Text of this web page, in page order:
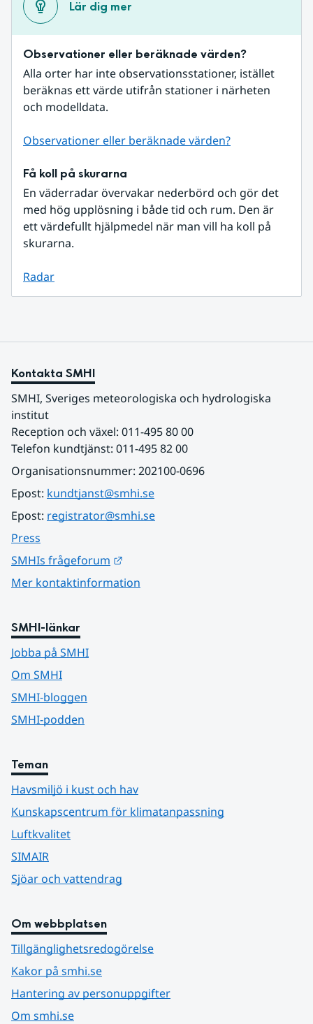
Lär dig mer
Observationer eller beräknade värden?
Alla orter har inte observationsstationer, istället
beräknas ett värde utifrån stationer i närheten
och modelldata.
Observationer eller beräknade värden?
Få koll på skurarna
En väderradar övervakar nederbörd och gör det
med hög upplösning i både tid och rum. Den är
ett värdefullt hjälpmedel när man vill ha koll på
skurarna.
Radar
Kontakta SMHI
SMHI, Sveriges meteorologiska och hydrologiska
institut
Reception och växel: 011-495 80 00
Telefon kundtjänst: 011-495 82 00
Organisationsnummer: 202100-0696
Epost: kundtjanst@smhi.se
Epost: registrator@smhi.se
Press
SMHIs frågeforum
Mer kontaktinformation
SMHI-länkar
Jobba på SMHI
Om SMHI
SMHI-bloggen
SMHI-podden
Teman
Havsmiljö i kust och hav
Kunskapscentrum för klimatanpassning
Luftkvalitet
SIMAIR
Sjöar och vattendrag
Om webbplatsen
Tillgänglighetsredogörelse
Kakor på smhi.se
Hantering av personuppgifter
Om smhi.se